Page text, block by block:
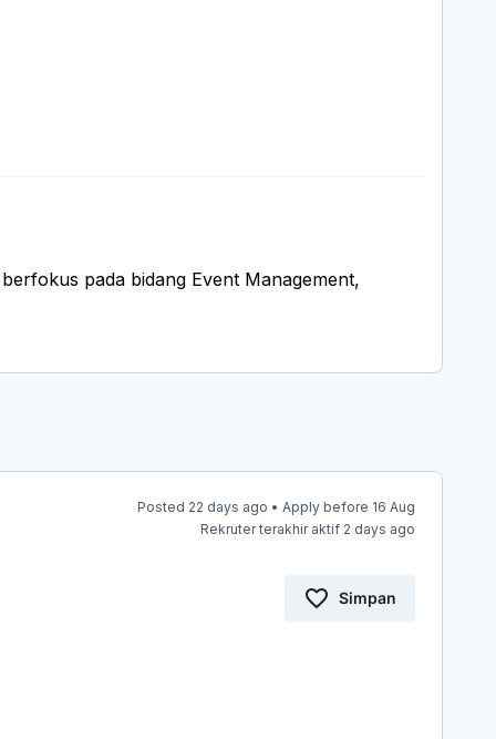
pada bidang Event Management,
Posted 22 days ago • Apply before 16 Aug
Rekruter terakhir aktif 2 days ago
Simpan